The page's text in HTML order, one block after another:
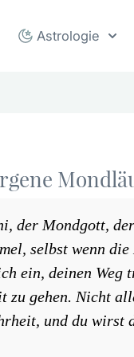
Astrologie
der Mondgott,
selbst wenn
ein, deinen
zu gehen. Nicht
und du wirst